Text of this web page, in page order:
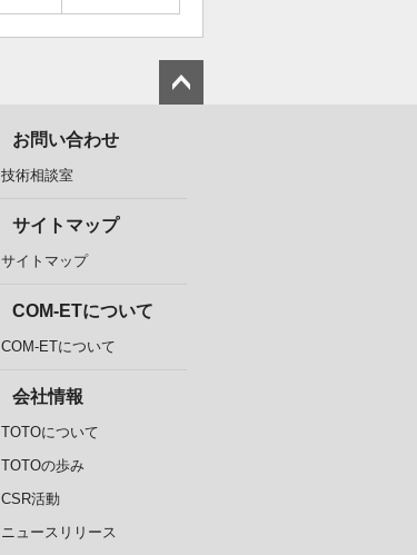
お問い合わせ
技術相談室
サイトマップ
サイトマップ
COM-ETについて
COM-ETについて
会社情報
TOTOについて
TOTOの歩み
CSR活動
ニュースリリース